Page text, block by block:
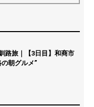
路旅｜【3日目】和商市
朝グルメ”